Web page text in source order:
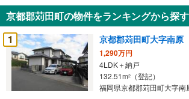
知
を
受
け
取
京都郡苅田町の物件をランキングから探す
1
京都郡苅田町大字南原
1,290万円
4LDK＋納戸
132.51m2
（登記）
福岡県京都郡苅田町大字南